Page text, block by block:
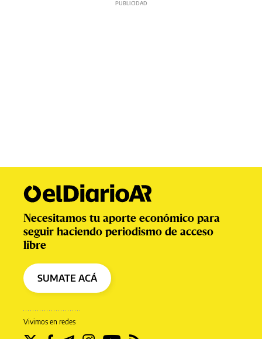
Vivimos en redes
Necesitamos tu aporte económico para
seguir haciendo periodismo de acceso
libre
SUMATE ACÁ